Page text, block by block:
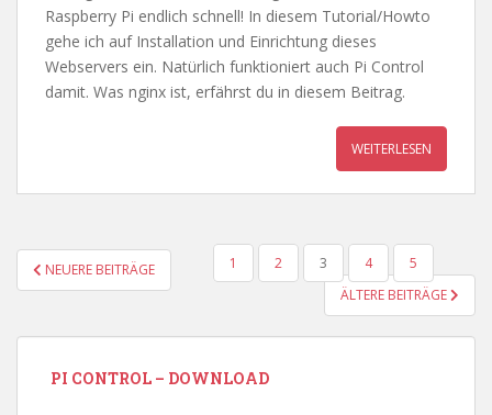
Raspberry Pi endlich schnell! In diesem Tutorial/Howto
gehe ich auf Installation und Einrichtung dieses
Webservers ein. Natürlich funktioniert auch Pi Control
damit. Was nginx ist, erfährst du in diesem Beitrag.
WEITERLESEN
SEITENNUMMERIERUNG
DER
NEUERE BEITRÄGE 1 2 3 4
5
ÄLTERE BEITRÄGE
PI CONTROL – DOWNLOAD